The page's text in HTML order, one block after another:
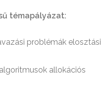
témapályázat:
problémák elosztási
allokációs